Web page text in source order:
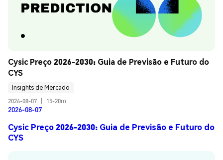
Cysic Preço 2026-2030: Guia de Previsão e Futuro do
CYS
Insights de Mercado
2026-08-07
15-20m
2026-08-07
Cysic Preço 2026-2030: Guia de Previsão e Futuro do
CYS